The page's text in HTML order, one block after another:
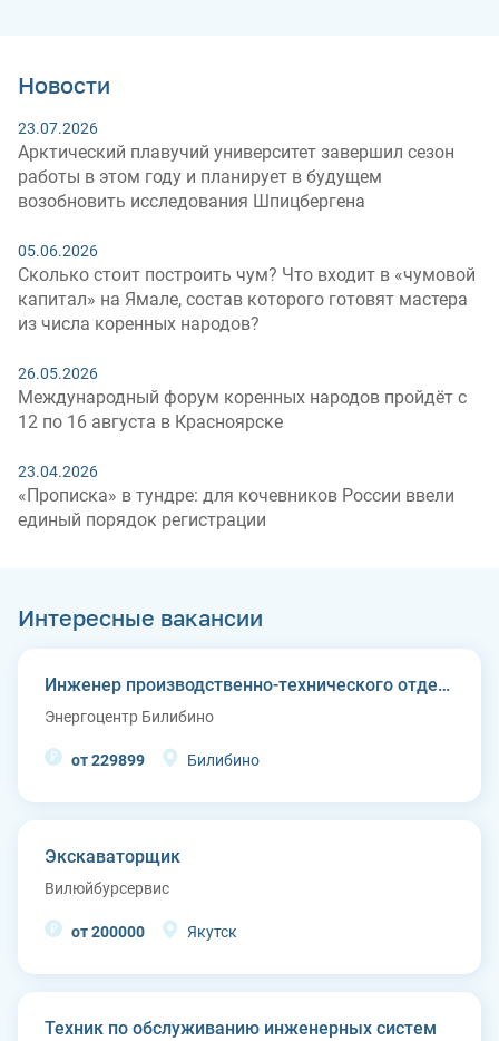
Новости
23.07.2026
Арктический плавучий университет завершил сезон
работы в этом году и планирует в будущем
возобновить исследования Шпицбергена
05.06.2026
Сколько стоит построить чум? Что входит в «чумовой
капитал» на Ямале, состав которого готовят мастера
из числа коренных народов?
26.05.2026
Международный форум коренных народов пройдёт с
12 по 16 августа в Красноярске
23.04.2026
«Прописка» в тундре: для кочевников России ввели
единый порядок регистрации
Интересные вакансии
Инженер производственно-технического отдела
Энергоцентр Билибино
от 229899 Билибино
Экскаваторщик
Вилюйбурсервис
от 200000 Якутск
Техник по обслуживанию инженерных систем